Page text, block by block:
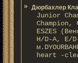
Дюрбахлер
Junior
Champion,
ESZES
H/D-A, E/
heart -